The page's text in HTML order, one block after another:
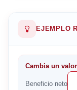
EJEMPLO
Cambia un
Beneficio neto